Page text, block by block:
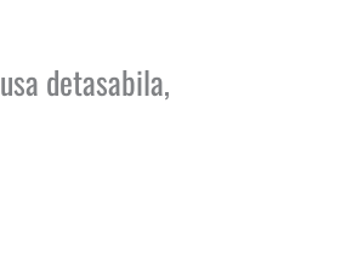
detasabila,